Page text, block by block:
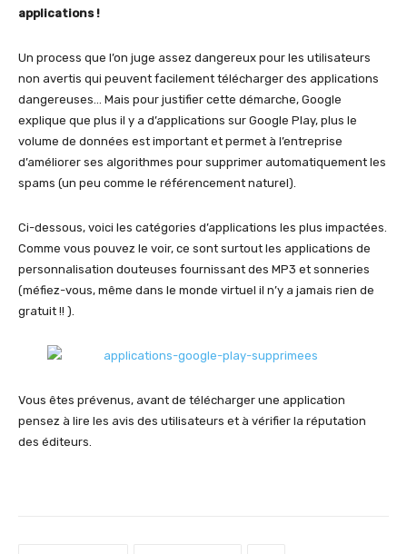
applications !
Un process que l’on juge assez dangereux pour les utilisateurs
non avertis qui peuvent facilement télécharger des applications
dangereuses… Mais pour justifier cette démarche, Google
explique que plus il y a d’applications sur Google Play, plus le
volume de données est important et permet à l’entreprise
d’améliorer ses algorithmes pour supprimer automatiquement les
spams (un peu comme le référencement naturel).
Ci-dessous, voici les catégories d’applications les plus impactées.
Comme vous pouvez le voir, ce sont surtout les applications de
personnalisation douteuses fournissant des MP3 et sonneries
(méfiez-vous, même dans le monde virtuel il n’y a jamais rien de
gratuit !! ).
Vous êtes prévenus, avant de télécharger une application
pensez à lire les avis des utilisateurs et à vérifier la réputation
des éditeurs.